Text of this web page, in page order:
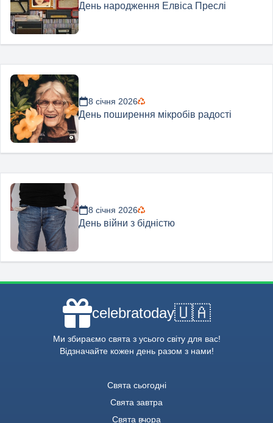
День народження Елвіса Преслі
8 січня 2026
День поширення мікробів радості
8 січня 2026
День війни з бідністю
celebratoday🇺🇦
Ми збираємо свята з усього світу для вас!
Відзначайте кожен день разом з нами!
Свята сьогодні
Свята завтра
Свята вчора